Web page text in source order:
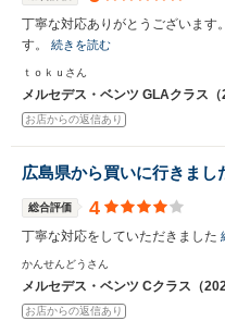
丁寧な対応ありがとうございます
す。 続きを読む
ｔｏｋｕさん
メルセデス・ベンツ GLAクラス（
お店からの返信あり
広島県から買いに行きまし
総合評価 4
丁寧な対応をしていただきました
かんせんどうさん
メルセデス・ベンツ Cクラス（
お店からの返信あり